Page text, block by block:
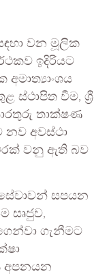
වන මූලික
ඉදිරියට
ස්ථාපිත වීම, ශ්‍රී
තාක්ෂණ
නව අවස්ථා
වනු ඇති බව
සපයන
සෘජුව,
ගැනීමට
අපනයන